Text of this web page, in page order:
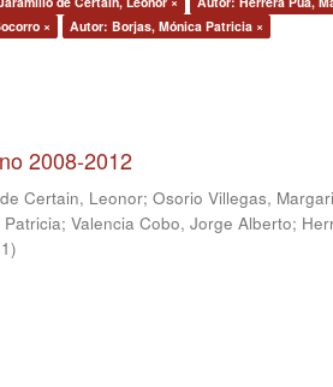
× Autor: Borjas, Mónica Patricia ×
2008-2012
Certain, Leonor; Osorio Villegas,
Patricia; Valencia Cobo, Jorge Alberto;
)